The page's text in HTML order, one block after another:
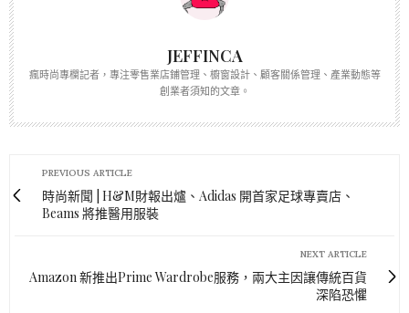
JEFFINCA
瘋時尚專欄記者，專注零售業店鋪管理、櫥窗設計、顧客關係管理、產業動態等
創業者須知的文章。
PREVIOUS ARTICLE
時尚新聞 | H&M財報出爐、Adidas 開首家足球專賣店、
Beams 將推醫用服裝
NEXT ARTICLE
Amazon 新推出Prime Wardrobe服務，兩大主因讓傳統百貨
深陷恐懼